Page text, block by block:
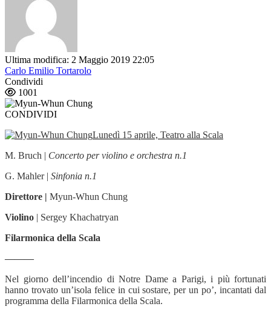
Ultima modifica: 2 Maggio 2019 22:05
Carlo Emilio Tortarolo
Condividi
1001
CONDIVIDI
Lunedì 15 aprile, Teatro alla Scala
M. Bruch | Concerto per violino e orchestra n.1
G. Mahler | Sinfonia n.1
Direttore | Myun-Whun Chung
Violino | Sergey Khachatryan
Filarmonica della Scala
———
Nel giorno dell’incendio di Notre Dame a Parigi, i più fortunati
hanno trovato un’isola felice in cui sostare, per un po’, incantati dal
programma della Filarmonica della Scala.